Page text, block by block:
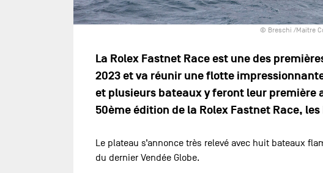
© Breschi /Maitre
La Rolex Fastnet Race est une des
2023 et va réunir une flotte
et plusieurs bateaux y feront leur première
50ème édition de la Rolex Fastnet Race,
Le plateau s’annonce très relevé avec huit bateaux
du dernier Vendée Globe.